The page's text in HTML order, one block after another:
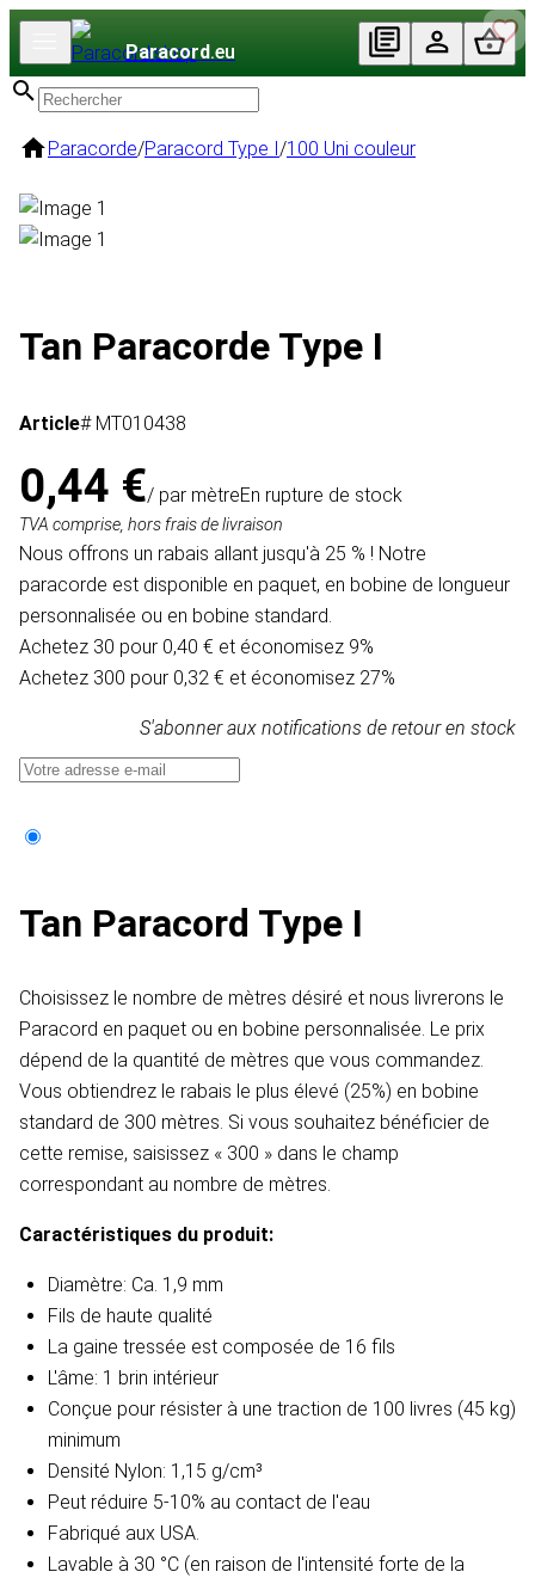
Paracord.eu
Paracorde/Paracord Type I/100 Uni couleur
Tan Paracorde Type I
Article# MT010438
0,44 €/ par mètreEn rupture de stock
TVA comprise, hors frais de livraison
Nous offrons un rabais allant jusqu'à 25 % ! Notre
paracorde est disponible en paquet, en bobine de longueur
personnalisée ou en bobine standard.
Achetez 30 pour 0,40 € et économisez 9%
Achetez 300 pour 0,32 € et économisez 27%
S'abonner aux notifications de retour en stock
Tan Paracord Type I
Choisissez le nombre de mètres désiré et nous livrerons le
Paracord en paquet ou en bobine personnalisée. Le prix
dépend de la quantité de mètres que vous commandez.
Vous obtiendrez le rabais le plus élevé (25%) en bobine
standard de 300 mètres. Si vous souhaitez bénéficier de
cette remise, saisissez « 300 » dans le champ
correspondant au nombre de mètres.
Caractéristiques du produit:
Diamètre: Ca. 1,9 mm
Fils de haute qualité
La gaine tressée est composée de 16 fils
L'âme: 1 brin intérieur
Conçue pour résister à une traction de 100 livres (45 kg)
minimum
Densité Nylon: 1,15 g/cm³
Peut réduire 5-10% au contact de l'eau​
Fabriqué aux USA.
Lavable à 30 °C (en raison de l'intensité forte de la